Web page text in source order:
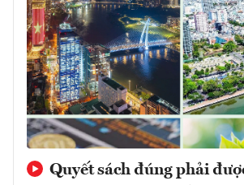
Quyết sách đúng phải